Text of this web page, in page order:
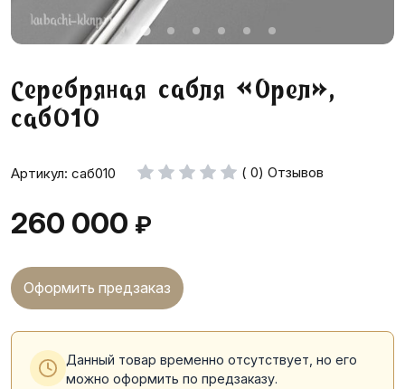
Серебряная сабля «Орел»,
саб010
Артикул: саб010 ( 0) Отзывов
260 000 ₽
Оформить предзаказ
Данный товар временно отсутствует, но его
можно оформить по предзаказу.